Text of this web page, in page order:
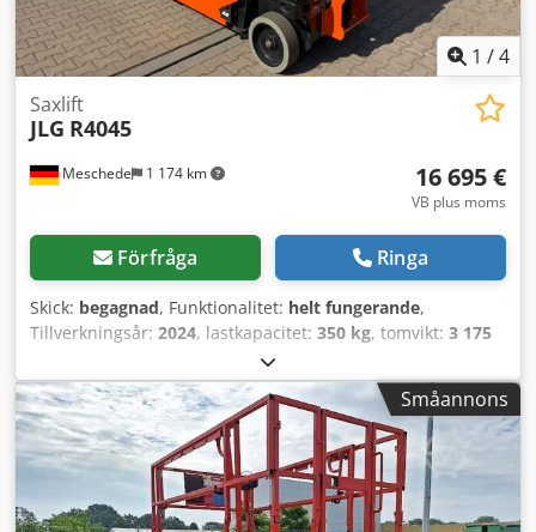
1 /4
Meschede 1 174 km
Saxlift
JLG R4045
16 695 €
VB plus moms
Förfråga Ringa
Skick: begagnad, Funktionalitet: helt fungerande,
Tillverkningsår: 2024, lastkapacitet: 350 kg, tomvikt: 3 175
, total längd:
Benzin, konstruktionsbredd:1 140 mm, arbets höjd:
14 000 mm , Saxlyftplattform Skick: Redo för användning
och fullt funktionell Tekniskt skick: mycket bra Dcedpfxozr
Acij Adyek Batterityp: PzS Batteriets tillverkningsår: 2024
Småannons